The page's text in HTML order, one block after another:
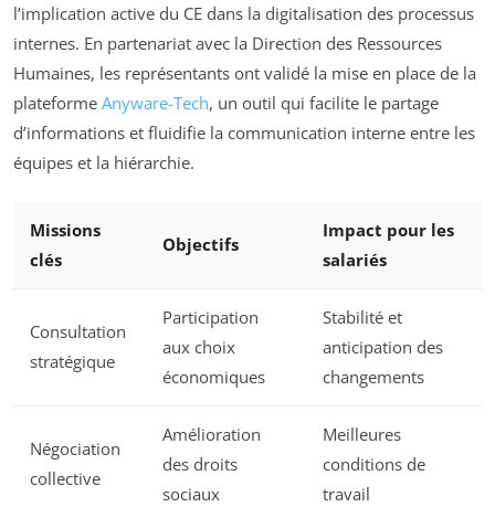
l’implication active du CE dans la digitalisation des processus
internes. En partenariat avec la Direction des Ressources
Humaines, les représentants ont validé la mise en place de la
plateforme Anyware-Tech, un outil qui facilite le partage
d’informations et fluidifie la communication interne entre les
équipes et la hiérarchie.
Missions
clés
Objectifs
Impact pour les
salariés
Consultation
stratégique
Participation
aux choix
économiques
Stabilité et
anticipation des
changements
Négociation
collective
Amélioration
des droits
sociaux
Meilleures
conditions de
travail